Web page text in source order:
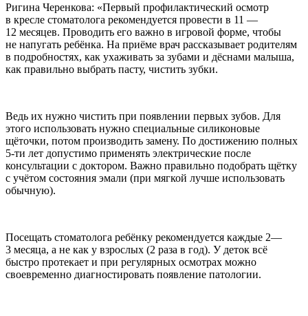
Ригина Черенкова: «Первый профилактический осмотр
в кресле стоматолога рекомендуется провести в 11 —
12 месяцев. Проводить его важно в игровой форме, чтобы
не напугать ребёнка. На приёме врач рассказывает родителям
в подробностях, как ухаживать за зубами и дёснами малыша,
как правильно выбрать пасту, чистить зубки.
Ведь их нужно чистить при появлении первых зубов. Для
этого использовать нужно специальные силиконовые
щёточки, потом производить замену. По достижению полных
5-ти лет допустимо применять электрические после
консультации с доктором. Важно правильно подобрать щётку
с учётом состояния эмали (при мягкой лучше использовать
обычную).
Посещать стоматолога ребёнку рекомендуется каждые 2—
3 месяца, а не как у взрослых (2 раза в год). У деток всё
быстро протекает и при регулярных осмотрах можно
своевременно диагностировать появление патологии.